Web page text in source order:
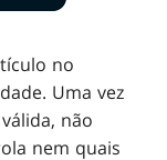
no
Uma vez
não
nem quais